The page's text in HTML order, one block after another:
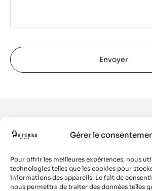
Gérer le
Pour offrir les meilleures expériences, nous
technologies telles que les cookies pour
informations des appareils. Le fait de
nous permettra de traiter des données telles